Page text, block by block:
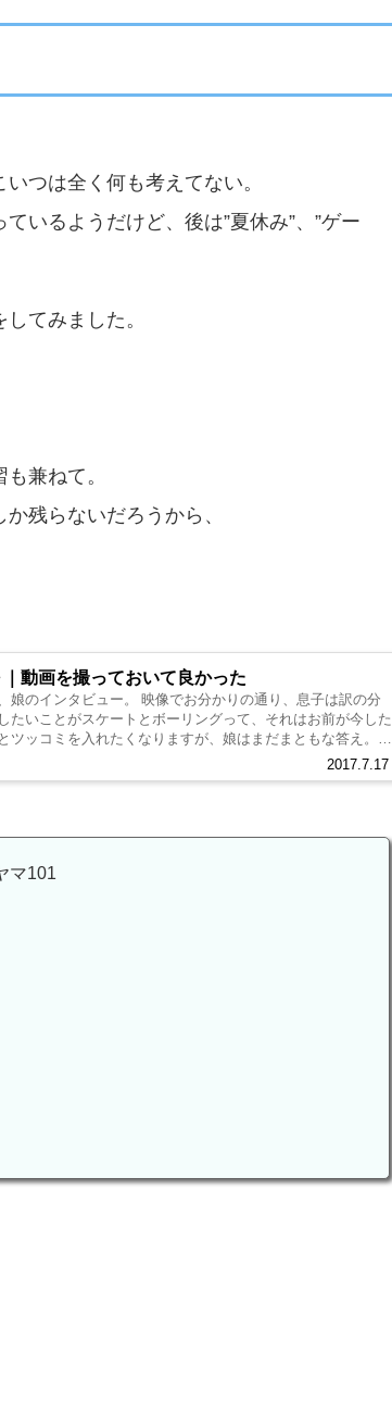
つは全く何も考えてない。
いるようだけど、後は”夏休み”、”ゲー
てみました。
兼ねて。
残らないだろうから、
動画を撮っておいて良かった
2017.7.17
娘のインタビュー。 映像でお分かりの通り、息子は訳の分
たいことがスケートとボーリングって、それはお前が今した
ツッコミを入れたくなりますが、娘はまだまともな答え。
マ101